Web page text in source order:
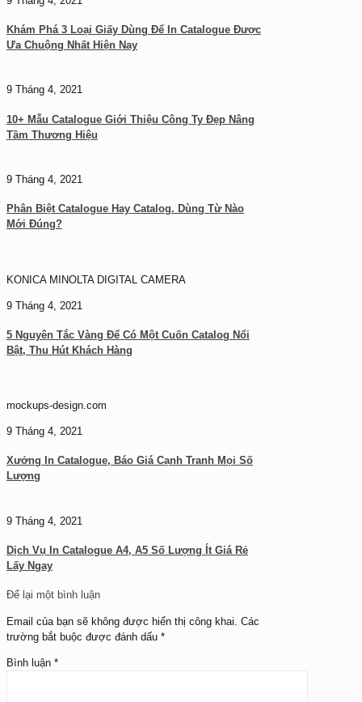
Khám Phá 3 Loại Giấy Dùng Để In Catalogue Được
Ưa Chuộng Nhất Hiện Nay
9 Tháng 4, 2021
10+ Mẫu Catalogue Giới Thiệu Công Ty Đẹp Nâng
Tầm Thương Hiệu
9 Tháng 4, 2021
Phân Biệt Catalogue Hay Catalog. Dùng Từ Nào
Mới Đúng?
KONICA MINOLTA DIGITAL CAMERA
9 Tháng 4, 2021
5 Nguyên Tắc Vàng Để Có Một Cuốn Catalog Nổi
Bật, Thu Hút Khách Hàng
mockups-design.com
9 Tháng 4, 2021
Xưởng In Catalogue, Báo Giá Cạnh Tranh Mọi Số
Lượng
9 Tháng 4, 2021
Dịch Vụ In Catalogue A4, A5 Số Lượng Ít Giá Rẻ
Lấy Ngay
Để lại một bình luận
Email của bạn sẽ không được hiển thị công khai. Các
trường bắt buộc được đánh dấu *
Bình luận *